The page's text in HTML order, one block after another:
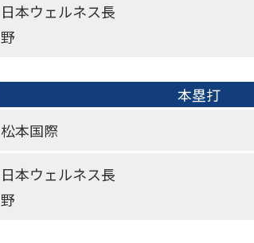
日本ウェルネス長
野
本塁打
松本国際
日本ウェルネス長
野